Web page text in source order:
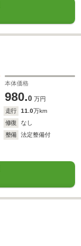
本体価格
980.0 万円
走行 11.0万km
修復
なし
整備
法定整備付